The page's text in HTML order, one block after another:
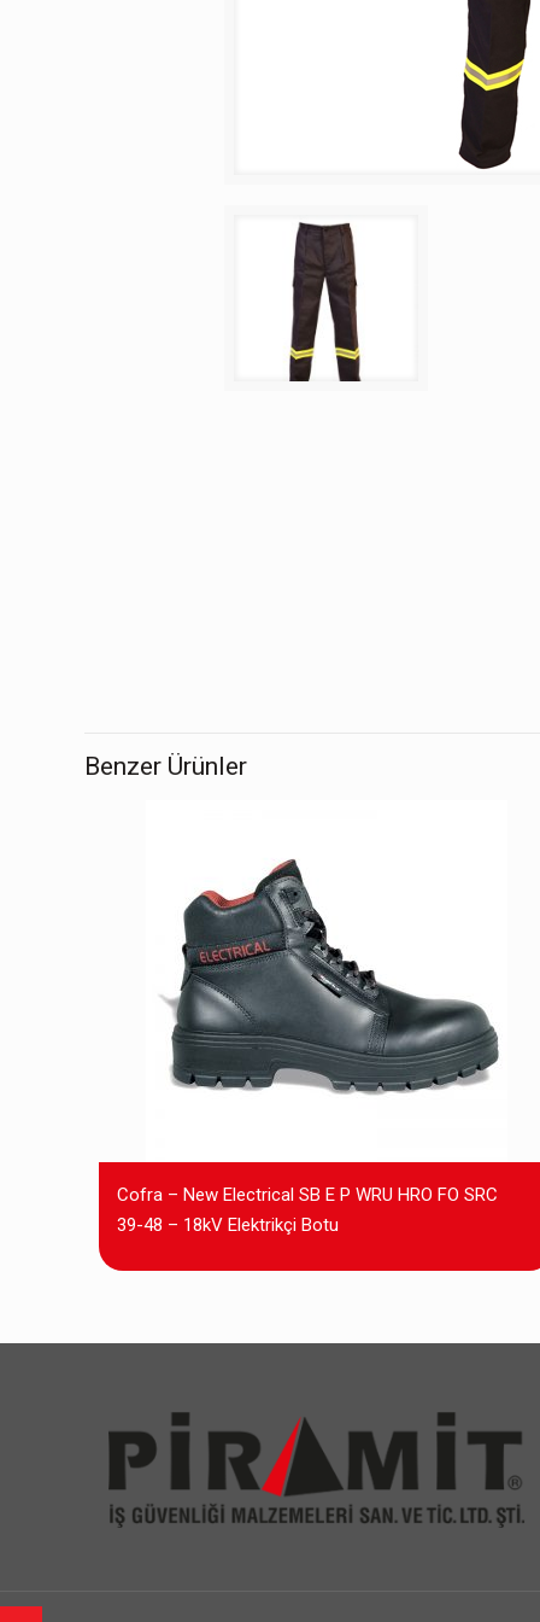
Benzer Ürünler
Cofra – New Electrical SB E P WRU HRO FO SRC
39-48 – 18kV Elektrikçi Botu